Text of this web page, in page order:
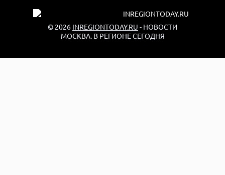
© 2026 INREGIONTODAY.RU - НОВОСТИ
МОСКВА. В РЕГИОНЕ СЕГОДНЯ